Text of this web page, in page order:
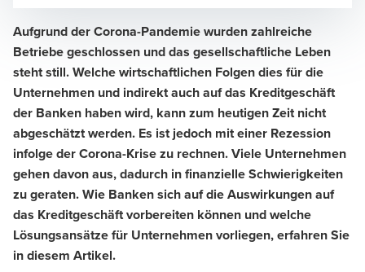
Aufgrund der Corona-Pandemie wurden zahlreiche
Betriebe geschlossen und das gesellschaftliche Leben
steht still. Welche wirtschaftlichen Folgen dies für die
Unternehmen und indirekt auch auf das Kreditgeschäft
der Banken haben wird, kann zum heutigen Zeit nicht
abgeschätzt werden. Es ist jedoch mit einer Rezession
infolge der Corona-Krise zu rechnen. Viele Unternehmen
gehen davon aus, dadurch in finanzielle Schwierigkeiten
zu geraten. Wie Banken sich auf die Auswirkungen auf
das Kreditgeschäft vorbereiten können und welche
Lösungsansätze für Unternehmen vorliegen, erfahren Sie
in diesem Artikel.